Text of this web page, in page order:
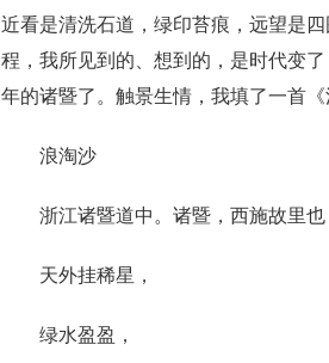
近看是清洗石道，绿印苔痕，远望是
程，我所见到的、想到的，是时代变
年的诸暨了。触景生情，我填了一首
浪淘沙
浙江诸暨道中。诸暨，西施故里也
天外挂稀星，
绿水盈盈，